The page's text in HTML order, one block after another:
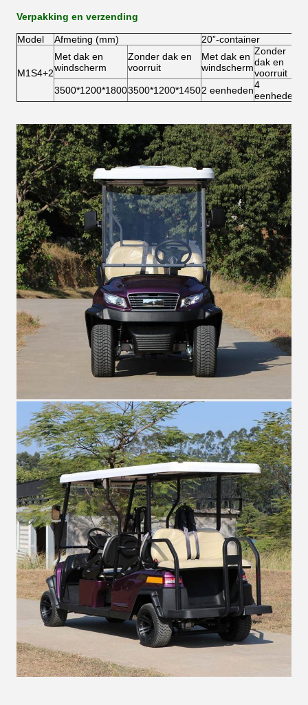
Verpakking en verzending
Model Afmeting (mm) 20”-container
M1S4+2
Met dak en
windscherm
Zonder dak en
voorruit
Met dak en
windscherm
Zonder
dak en
voorruit
3500*1200*18003500*1200*14502 eenheden4
eenheden